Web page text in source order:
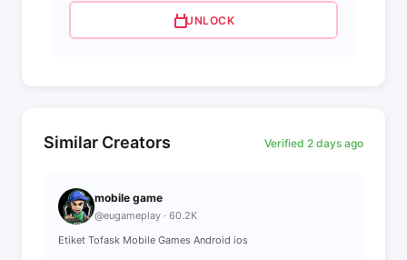
UNLOCK
Similar Creators Verified 2 days ago
mobile game
@eugameplay · 60.2K
Etiket Tofask Mobile Games Android ios